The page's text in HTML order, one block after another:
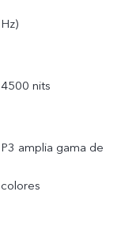
Hz)
4500 nits
P3 amplia gama de
colores